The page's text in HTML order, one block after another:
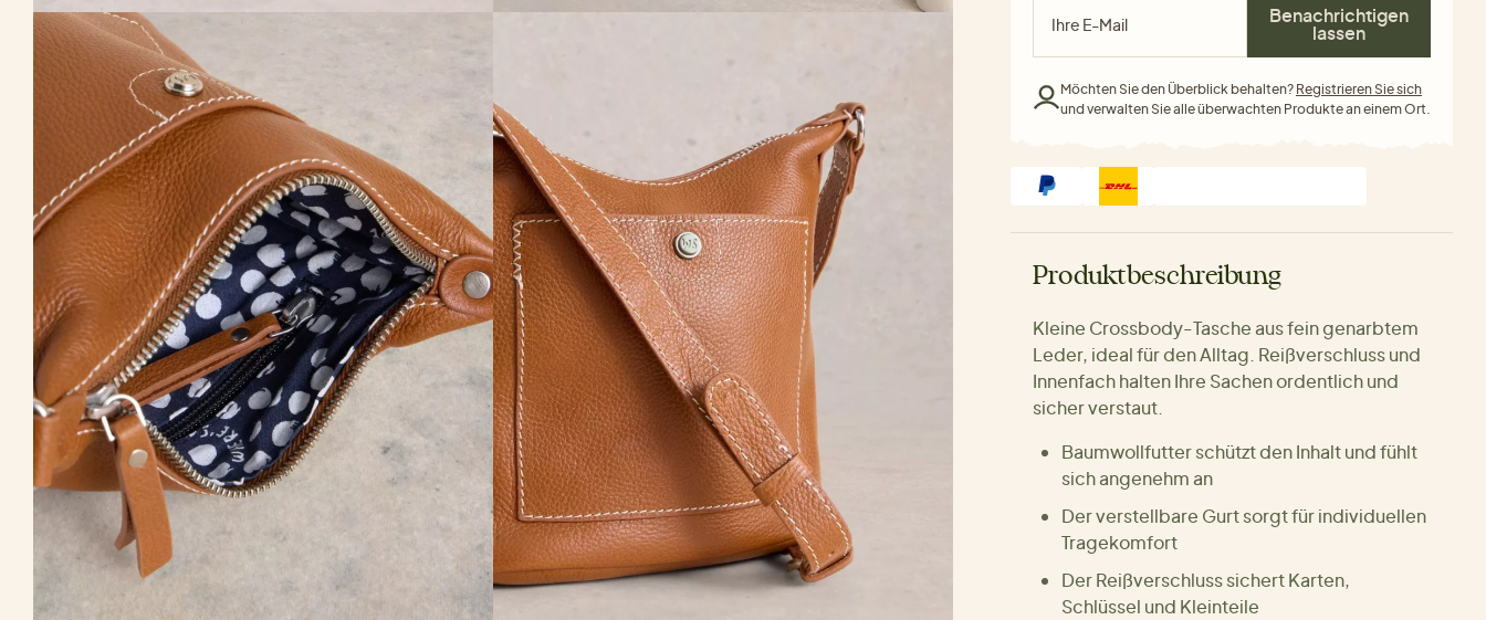
Benachrichtigen
lassen
Möchten Sie den Überblick behalten? Registrieren Sie sich
und verwalten Sie alle überwachten Produkte an einem Ort.
Produktbeschreibung
Kleine Crossbody-Tasche aus fein genarbtem
Leder, ideal für den Alltag. Reißverschluss und
Innenfach halten Ihre Sachen ordentlich und
sicher verstaut.
Baumwollfutter schützt den Inhalt und fühlt
sich angenehm an
Der verstellbare Gurt sorgt für individuellen
Tragekomfort
Der Reißverschluss sichert Karten,
Schlüssel und Kleinteile